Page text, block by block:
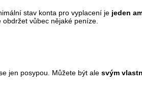
stav konta pro vyplacení je jeden
vůbec nějaké peníze.
jen posypou. Můžete být ale svým